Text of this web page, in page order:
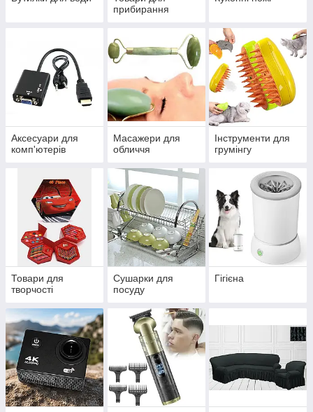
прибирання
Аксесуари для
комп'ютерів
Масажери для
обличчя
Інструменти для
грумінгу
Товари для
творчості
Сушарки для
посуду
Гігієна